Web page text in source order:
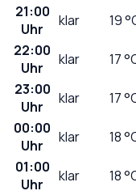
21:00
Uhr
klar 19
22:00
Uhr
klar 17
23:00
Uhr
klar 17
00:00
Uhr
klar 18
01:00
Uhr
klar 18